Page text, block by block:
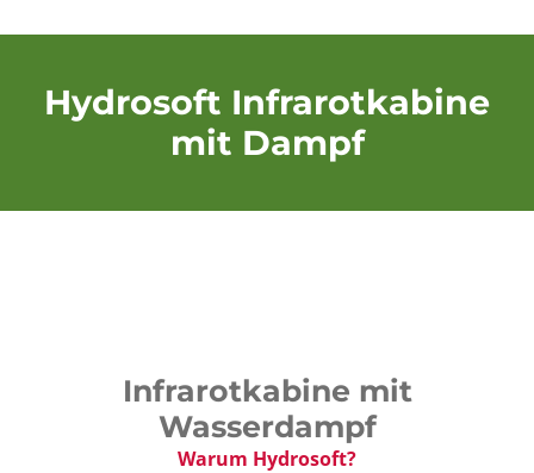
Hydrosoft Infrarotkabine
mit Dampf
Infrarotkabine mit
Wasserdampf
Warum Hydrosoft?